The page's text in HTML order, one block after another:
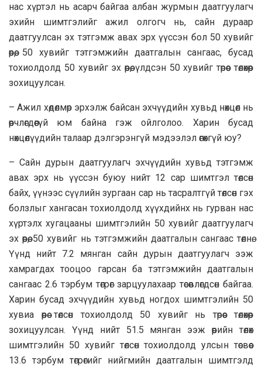
нас хүртэл нь асарч байгаа албан журмын даатгуулагч
эхийн шимтгэлийг ажил олгогч нь, сайн дураар
даатгуулсан эх тэтгэмж авах эрх үүссэн бол 50 хувийг
өөрөө, 50 хувийг тэтгэмжийн даатгалын сангаас, бусад
тохиолдолд 50 хувийг эх өөрөө, үлдсэн 50 хувийг төрөөс төлөхөөр
зохицуулсан.
– Ажил хөдөлмөр эрхэлж байсан эхчүүдийн хувьд нөхцөл нь
өөрчлөгдөөгүй юм байна гэж ойлголоо. Харин бусад
нөхцөлүүдийн талаар дэлгэрэнгүй мэдээлэл өгөхгүй юу?
– Сайн дурын даатгуулагч эхчүүдийн хувьд тэтгэмж
авах эрх нь үүссэн буюу нийт 12 сар шимтгэл төлсөн
байх, үүнээс сүүлийн зургаан сар нь тасралтгүй төлсөн гэх
болзлыг хангасан тохиолдолд хүүхдийнх нь гурван нас
хүртэлх хугацааны шимтгэлийн 50 хувийг даатгуулагч
эх өөрөө, 50 хувийг нь тэтгэмжийн даатгалын сангаас төлнө.
Үүнд нийт 7.2 мянган сайн дурын даатгуулагч ээж
хамрагдах тооцоо гарсан ба тэтгэмжийн даатгалын
сангаас 2.6 тэрбум төгрөг зарцуулахаар төсөвлөгдсөн байгаа.
Харин бусад эхчүүдийн хувьд ногдох шимтгэлийн 50
хувиа өөрөө төлсөн тохиолдолд 50 хувийг нь төрөөс төлөхөөр
зохицуулсан. Үүнд нийт 51.5 мянган ээж өөрийн төлөх
шимтгэлийн 50 хувийг төлсөн тохиолдолд улсын төсвөөс
13.6 тэрбум төгрөгийг нийгмийн даатгалын шимтгэлд